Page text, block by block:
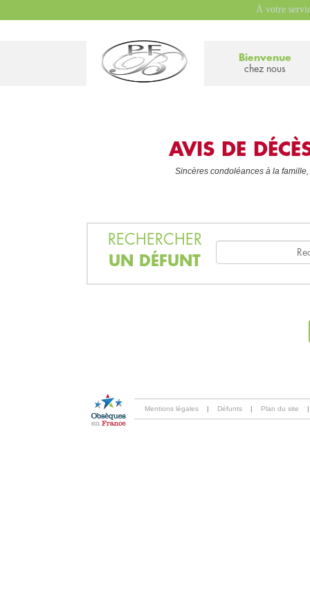
À votre
Bienvenue
chez nous
AVIS DE
Sincères condoléances à la
RECHERCHER
UN DÉFUNT
Mentions légales | Défunts | Plan du site |